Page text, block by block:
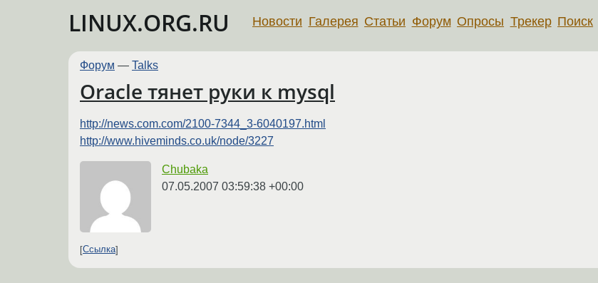
LINUX.ORG.RU Новости Галерея Статьи Форум Опросы Трекер Поиск
Форум — Talks
Oracle тянет руки к mysql
http://news.com.com/2100-7344_3-6040197.html
http://www.hiveminds.co.uk/node/3227
Chubaka
07.05.2007 03:59:38 +00:00
Ссылка